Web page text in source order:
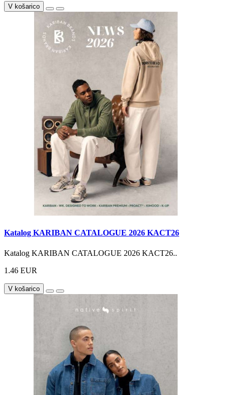
V košarico
Katalog KARIBAN CATALOGUE 2026 KACT26
Katalog KARIBAN CATALOGUE 2026 KACT26..
1.46 EUR
V košarico